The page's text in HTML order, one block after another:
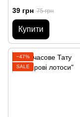
39 грн 75 грн
Купити
−47%
SALE